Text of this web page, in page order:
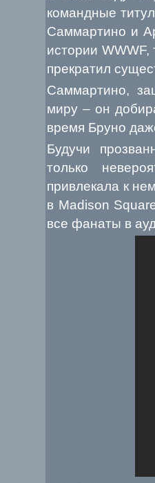
командные
Саммартино и
истории WWWF,
прекратил
Саммартино,
миру – он
время Бруно
Будучи
только
привлекала к
в Madison
все фанаты в